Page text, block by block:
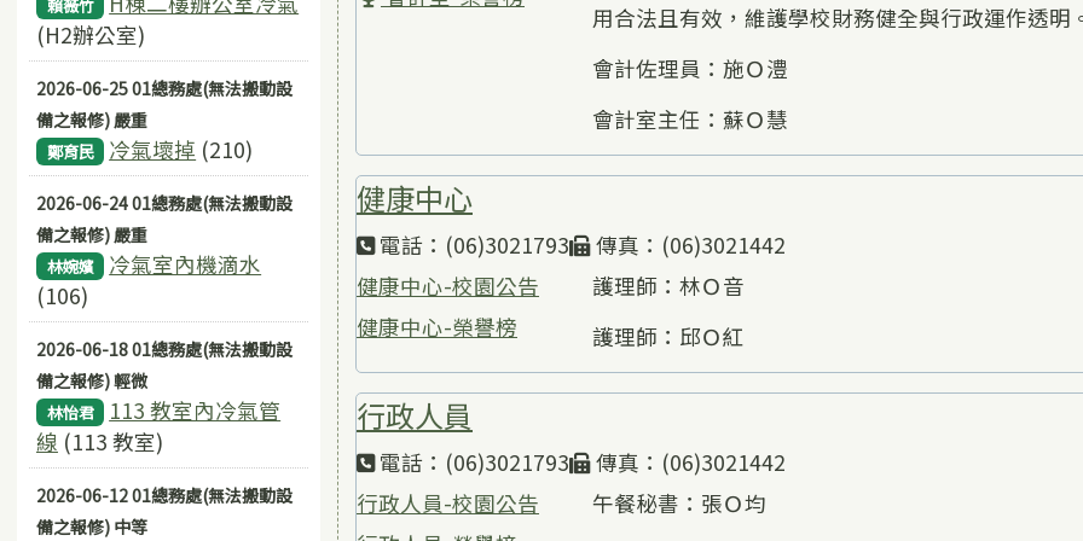
賴薇竹
(H2辦公室)
2026-06-25 01總務處(無法搬動設
備之報修) 嚴重
鄭育民 冷氣壞掉 (210)
2026-06-24 01總務處(無法搬動設
備之報修) 嚴重
林婉嬪
冷氣室內機滴水
(106)
2026-06-18 01總務處(無法搬動設
備之報修) 輕微
林怡君
113 教室內冷氣管
線 (113 教室)
2026-06-12 01總務處(無法搬動設
備之報修) 中等
用合法且有效，維護學校財務健全與行政運作透明
會計佐理員：施Ｏ澧
會計室主任：蘇Ｏ慧
健康中心
電話：(06)3021793
傳真：(06)3021442
健康中心-校園公告
健康中心-榮譽榜
護理師：林Ｏ音
護理師：邱Ｏ紅
行政人員
電話：(06)3021793
傳真：(06)3021442
行政人員-校園公告
午餐秘書：張Ｏ均